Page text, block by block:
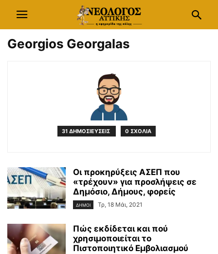
Georgios Georgalas
31 ΔΗΜΟΣΙΕΥΣΕΙΣ 0 ΣΧΟΛΙΑ
Οι προκηρύξεις ΑΣΕΠ που
«τρέχουν» για προσλήψεις σε
Δημόσιο, Δήμους, φορείς
ΔΗΜΟΙ Τρ, 18 Μάι, 2021
Πώς εκδίδεται και πού
χρησιμοποιείται το
Πιστοποιητικό Εμβολιασμού